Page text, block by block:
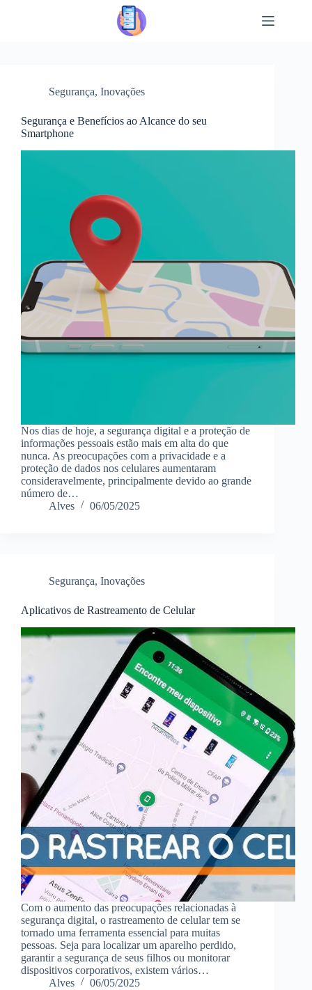
Segurança, Inovações
Segurança e Benefícios ao Alcance do seu
Smartphone
Nos dias de hoje, a segurança digital e a proteção de
informações pessoais estão mais em alta do que
nunca. As preocupações com a privacidade e a
proteção de dados nos celulares aumentaram
consideravelmente, principalmente devido ao grande
número de…
Alves
06/05/2025
Segurança, Inovações
Aplicativos de Rastreamento de Celular
Com o aumento das preocupações relacionadas à
segurança digital, o rastreamento de celular tem se
tornado uma ferramenta essencial para muitas
pessoas. Seja para localizar um aparelho perdido,
garantir a segurança de seus filhos ou monitorar
dispositivos corporativos, existem vários…
Alves
06/05/2025